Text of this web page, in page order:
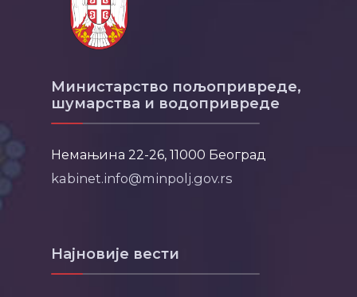
Министарство пољопривреде,
шумарства и водопривреде
Немањина 22-26, 11000 Београд
kabinet.info@minpolj.gov.rs
Најновије вести